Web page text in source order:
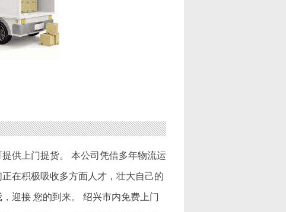
供上门提货。 本公司凭借多年物流运
在积极吸收多方面人才，壮大自己的
迎接 您的到来。 绍兴市内免费上门